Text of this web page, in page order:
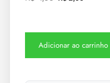
Adicionar ao carrinho